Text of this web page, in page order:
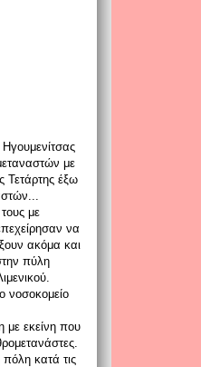
με
Τετάρτης έξω
με
να
ακόμα και
πύλη
νοσοκομείο
με εκείνη που
κατά τις